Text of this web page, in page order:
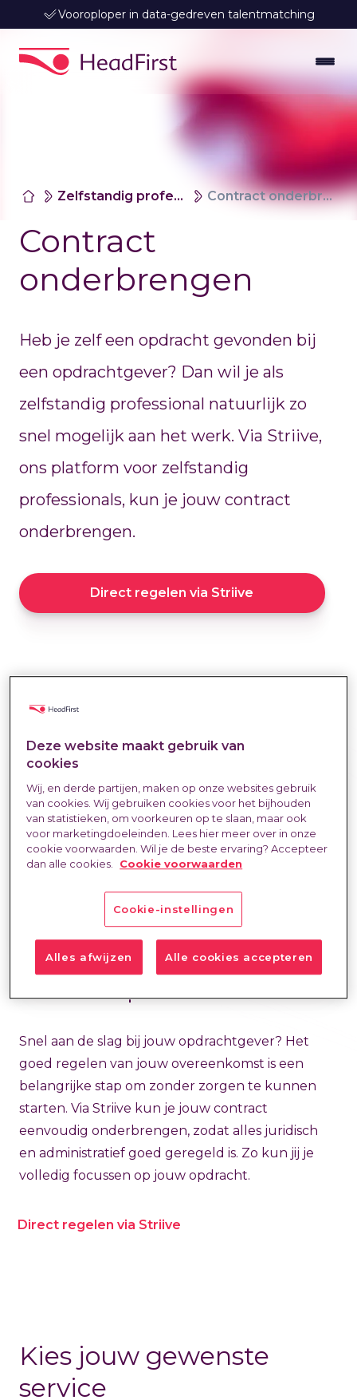
Vooroploper in data-gedreven talentmatching
Zelfstandig professionals Contract onderbrengen
Contract
onderbrengen
Heb je zelf een opdracht gevonden bij
een opdrachtgever? Dan wil je als
zelfstandig professional natuurlijk zo
snel mogelijk aan het werk. Via Striive,
ons platform voor zelfstandig
professionals, kun je jouw contract
onderbrengen.
Direct regelen via Striive
Snel en gemakkelijk
Snel aan de slag bij jouw opdrachtgever? Het
goed regelen van jouw overeenkomst is een
belangrijke stap om zonder zorgen te kunnen
starten. Via Striive kun je jouw contract
eenvoudig onderbrengen, zodat alles juridisch
en administratief goed geregeld is. Zo kun jij je
volledig focussen op jouw opdracht.
Direct regelen via Striive
Kies jouw gewenste
service
Deze website maakt gebruik van
cookies
Wij, en derde partijen, maken op onze websites gebruik
van cookies. Wij gebruiken cookies voor het bijhouden
van statistieken, om voorkeuren op te slaan, maar ook
voor marketingdoeleinden. Lees hier meer over in onze
cookie voorwaarden. Wil je de beste ervaring? Accepteer
dan alle cookies.
Cookie voorwaarden
Cookie-instellingen
Alles afwijzen Alle cookies accepteren